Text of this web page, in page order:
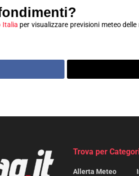
Italia per visualizzare previsioni meteo
Trova per
Allerta Meteo